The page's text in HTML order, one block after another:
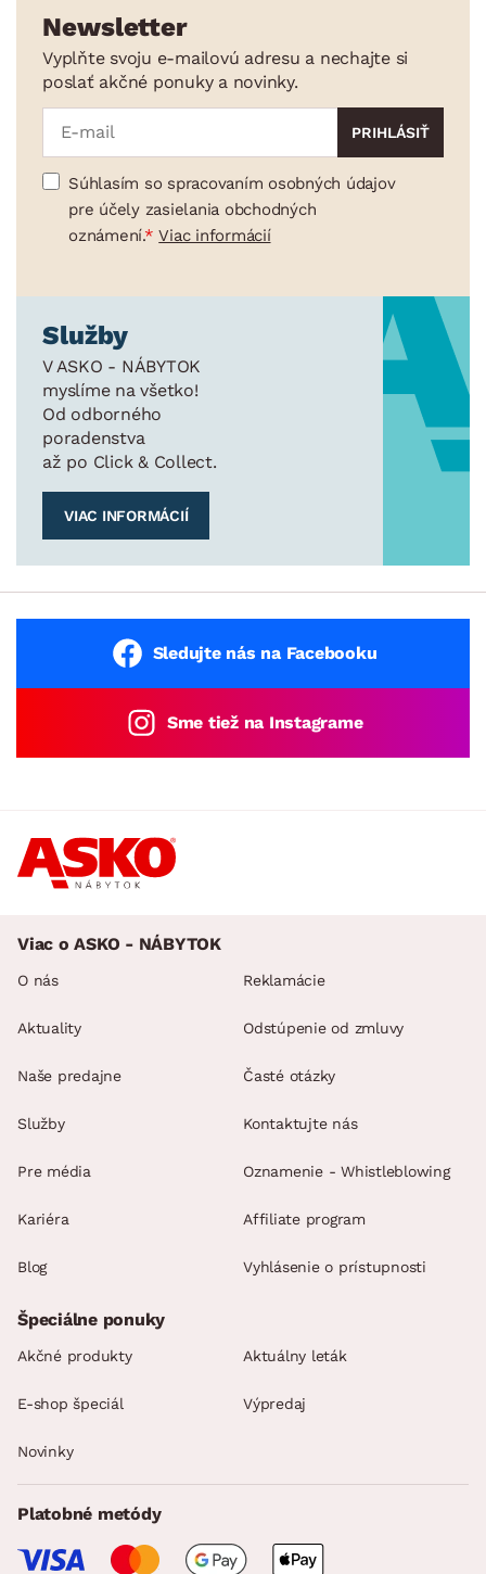
Newsletter
Vyplňte svoju e-mailovú adresu a nechajte si
poslať akčné ponuky a novinky.
Súhlasím so spracovaním osobných údajov
pre účely zasielania obchodných
oznámení.
Viac informácií
Služby
V ASKO - NÁBYTOK
myslíme na všetko!
Od odborného
poradenstva
až po Click & Collect.
VIAC INFORMÁCIÍ
Sledujte nás na Facebooku
Sme tiež na Instagrame
Viac o ASKO - NÁBYTOK
O nás
Aktuality
Naše predajne
Služby
Pre média
Kariéra
Blog
Reklamácie
Odstúpenie od zmluvy
Časté otázky
Kontaktujte nás
Oznamenie - Whistleblowing
Affiliate program
Vyhlásenie o prístupnosti
Špeciálne ponuky
Akčné produkty Aktuálny leták
E-shop špeciál Výpredaj
Novinky
Platobné metódy